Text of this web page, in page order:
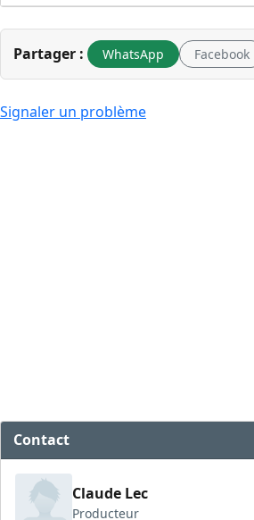
Partager : WhatsApp Facebook
Signaler un problème
Contact
Claude Lec
Producteur